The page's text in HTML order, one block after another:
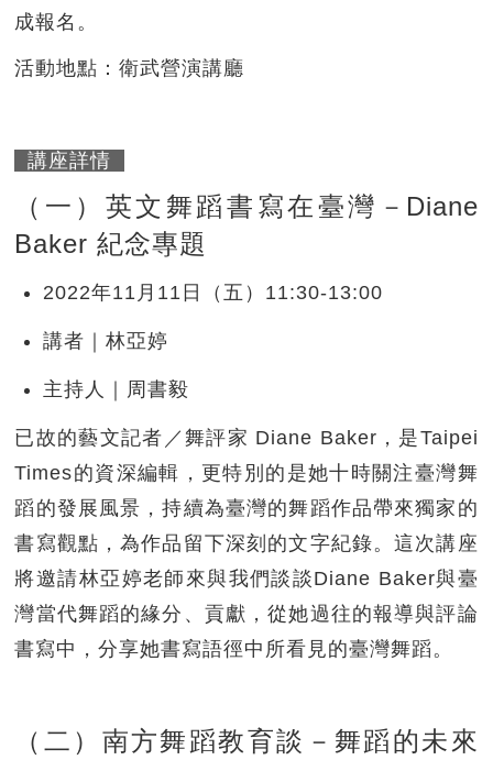
成報名。
活動地點：衛武營演講廳
講座詳情
（一）英文舞蹈書寫在臺灣－Diane
Baker 紀念專題
2022年11月11日（五）11:30-13:00
講者｜林亞婷
主持人｜周書毅
已故的藝文記者／舞評家 Diane Baker，是Taipei
Times的資深編輯，更特別的是她十時關注臺灣舞
蹈的發展風景，持續為臺灣的舞蹈作品帶來獨家的
書寫觀點，為作品留下深刻的文字紀錄。這次講座
將邀請林亞婷老師來與我們談談Diane Baker與臺
灣當代舞蹈的緣分、貢獻，從她過往的報導與評論
書寫中，分享她書寫語徑中所看見的臺灣舞蹈。
（二）南方舞蹈教育談－舞蹈的未來